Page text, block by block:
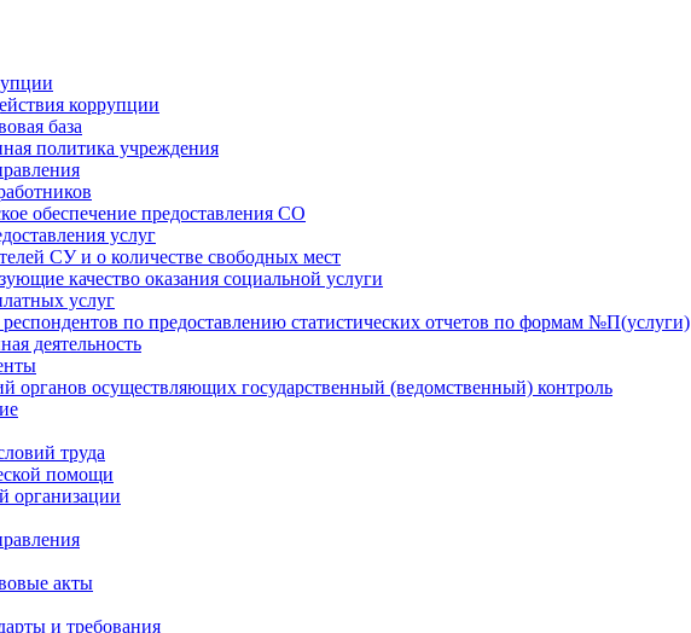
коррупции
база
политика учреждения
обеспечение предоставления СО
услуг
СУ и о количестве свободных мест
качество оказания социальной услуги
услуг
по предоставлению статистических отчетов по формам №П(услуги)
деятельность
органов осуществляющих государственный (ведомственный) контроль
труда
помощи
организации
акты
и требования